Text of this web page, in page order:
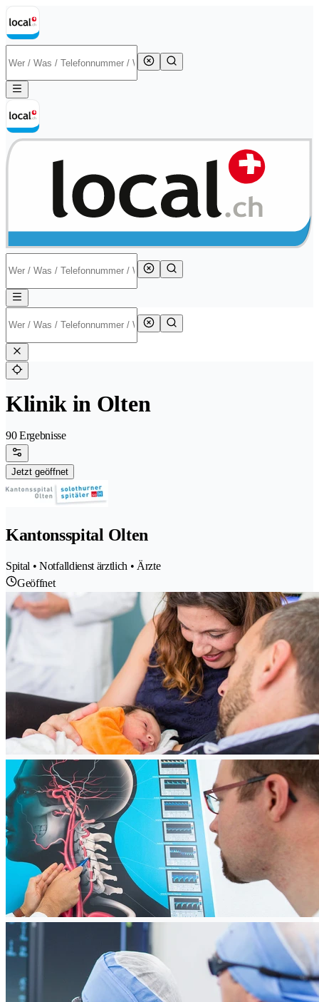
Klinik in Olten
90 Ergebnisse
Jetzt geöffnet
Kantonsspital Olten
Spital • Notfalldienst ärztlich • Ärzte
Geöffnet